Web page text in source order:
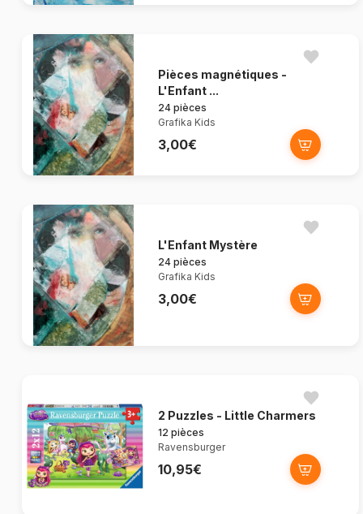
Pièces magnétiques -
L'Enfant ...
24 pièces
Grafika Kids
3,00€
L'Enfant Mystère
24 pièces
Grafika Kids
3,00€
2 Puzzles - Little Charmers
12 pièces
Ravensburger
10,95€